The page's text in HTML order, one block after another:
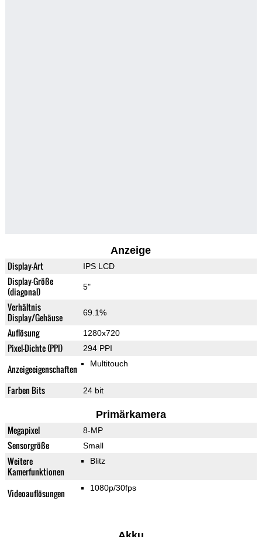
Anzeige
Display-Art IPS LCD
Display-Größe
(diagonal)
5"
Verhältnis
Display/Gehäuse
69.1%
Auflösung 1280x720
Pixel-Dichte (PPI) 294 PPI
Anzeigeeigenschaften Multitouch
Farben Bits 24 bit
Primärkamera
Megapixel 8-MP
Sensorgröße Small
Weitere
Kamerfunktionen
Blitz
Videoauflösungen 1080p/30fps